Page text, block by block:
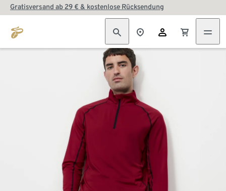
Gratisversand ab 29 € & kostenlose Rücksendung